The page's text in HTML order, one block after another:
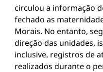
circulou a informação
fechado as
Morais. No entanto,
direção das unidades,
inclusive, registros de
realizados durante o